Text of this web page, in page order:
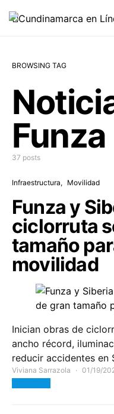
BROWSING TAG
Funza
37 posts
Infraestructura Movilidad
Funza y
ciclorruta
tamaño
movilidad
Inician obras de
ancho récord,
reducir accidentes en
Viviana Sarrazola 01/19/